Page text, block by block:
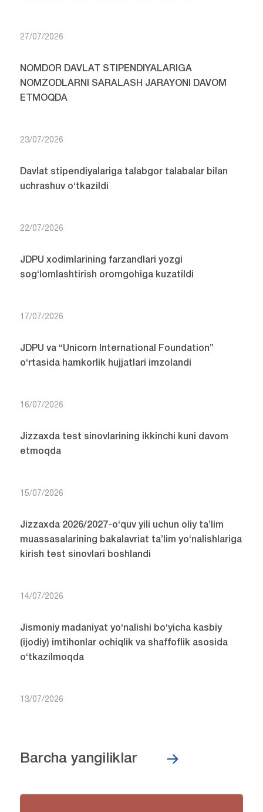
27/07/2026
NOMDOR DAVLAT STIPENDIYALARIGA
NOMZODLARNI SARALASH JARAYONI DAVOM
ETMOQDA
23/07/2026
Davlat stipendiyalariga talabgor talabalar bilan
uchrashuv o‘tkazildi
22/07/2026
JDPU xodimlarining farzandlari yozgi
sog‘lomlashtirish oromgohiga kuzatildi
17/07/2026
JDPU va “Unicorn International Foundation”
o‘rtasida hamkorlik hujjatlari imzolandi
16/07/2026
Jizzaxda test sinovlarining ikkinchi kuni davom
etmoqda
15/07/2026
Jizzaxda 2026/2027-o‘quv yili uchun oliy ta’lim
muassasalarining bakalavriat ta’lim yo‘nalishlariga
kirish test sinovlari boshlandi
14/07/2026
Jismoniy madaniyat yo‘nalishi bo‘yicha kasbiy
(ijodiy) imtihonlar ochiqlik va shaffoflik asosida
o‘tkazilmoqda
13/07/2026
Barcha yangiliklar